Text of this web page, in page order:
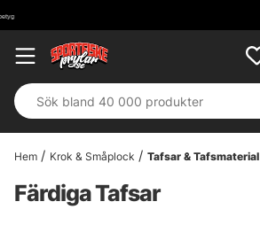
Hem Krok & Småplock Tafsar & Tafsmaterial
Färdiga Tafsar